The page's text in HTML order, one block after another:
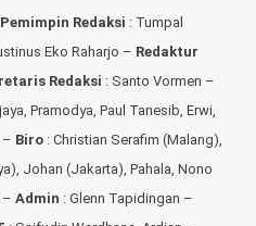
Pemimpin Redaksi : Tumpal
Eko Raharjo – Redaktur
Redaksi : Santo Vormen –
Pramodya, Paul Tanesib, Erwi,
– Biro : Christian Serafim (Malang),
Johan (Jakarta), Pahala, Nono
– Admin : Glenn Tapidingan –